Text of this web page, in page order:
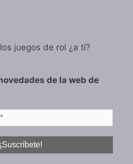
juegos de rol ¿a tí?
de la web de